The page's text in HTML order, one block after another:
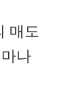
매도
나